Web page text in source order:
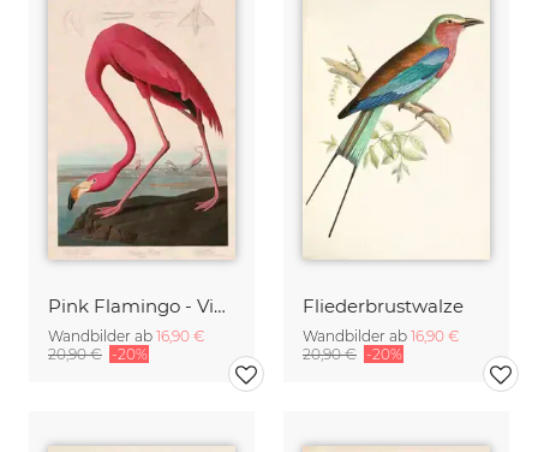
Pink Flamingo - Vintage Illustration
Wandbilder ab 16,90 €
20,90 € -20%
Fliederbrustwalze
Wandbilder ab 16,90 €
20,90 € -20%